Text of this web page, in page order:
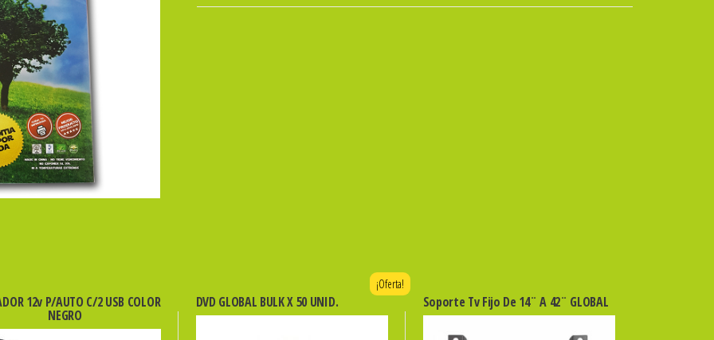
110grs.
12v P/AUTO C/2 USB COLOR
NEGRO
DVD GLOBAL BULK X 50 UNID.
¡Oferta!
Soporte Tv Fijo De 14¨ A 42¨ GLOBAL